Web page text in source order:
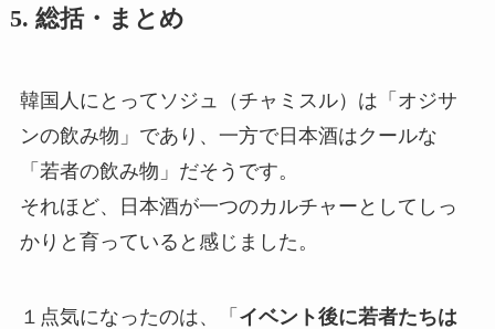
5. 総括・まとめ
韓国人にとってソジュ（チャミスル）は「オジサ
ンの飲み物」であり、一方で日本酒はクールな
「若者の飲み物」だそうです。
それほど、日本酒が一つのカルチャーとしてしっ
かりと育っていると感じました。
１点気になったのは、「 イベント後に若者たちは